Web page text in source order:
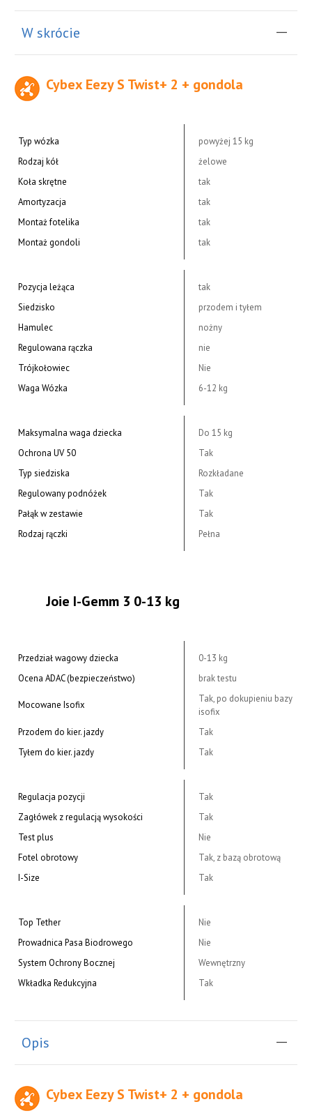
W skrócie
Cybex Eezy S Twist+ 2 + gondola
Typ wózka
powyżej 15 kg
Rodzaj kół
żelowe
Koła skrętne
tak
Amortyzacja
tak
Montaż fotelika
tak
Montaż gondoli
tak
Pozycja leżąca
tak
Siedzisko
przodem i tyłem
Hamulec
nożny
Regulowana rączka
nie
Trójkołowiec
Nie
Waga Wózka
6-12 kg
Maksymalna waga dziecka
Do 15 kg
Ochrona UV 50
Tak
Typ siedziska
Rozkładane
Regulowany podnóżek
Tak
Pałąk w zestawie
Tak
Rodzaj rączki
Pełna
Joie I-Gemm 3 0-13 kg
Przedział wagowy dziecka
0-13 kg
Ocena ADAC (bezpieczeństwo)
brak testu
Mocowane Isofix
Tak, po dokupieniu bazy
isofix
Przodem do kier. jazdy
Tak
Tyłem do kier. jazdy
Tak
Regulacja pozycji
Tak
Zagłówek z regulacją wysokości
Tak
Test plus
Nie
Fotel obrotowy
Tak, z bazą obrotową
I-Size
Tak
Top Tether
Nie
Prowadnica Pasa Biodrowego
Nie
System Ochrony Bocznej
Wewnętrzny
Wkładka Redukcyjna
Tak
Opis
Cybex Eezy S Twist+ 2 + gondola